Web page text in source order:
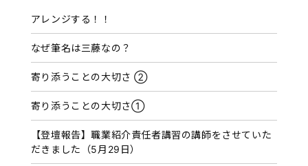
ブ
アレンジする！！
なぜ筆名は三藤なの？
寄り添うことの大切さ ②
寄り添うことの大切さ①
【登壇報告】職業紹介責任者講習の講師をさせていた
だきました（5月29日）